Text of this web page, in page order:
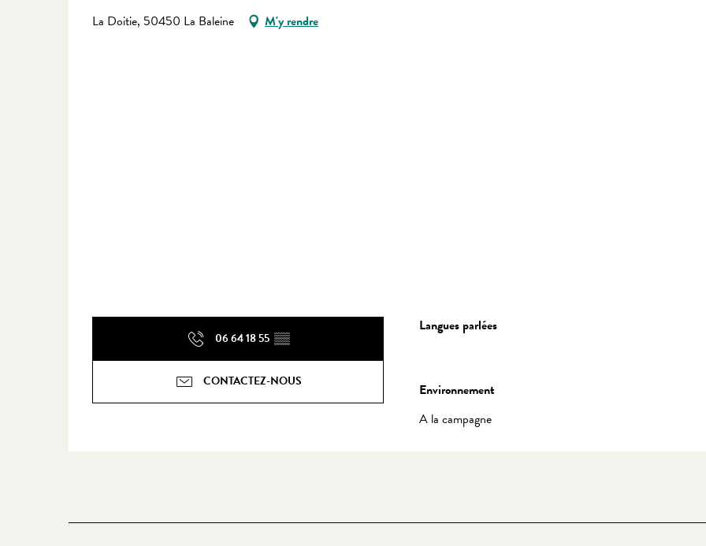
La Doitie, 50450 La Baleine M'y rendre
06 64 18 55 ▒▒
CONTACTEZ-NOUS
Langues parlées
Langues parlées
Environnement
Environnement
A la campagne